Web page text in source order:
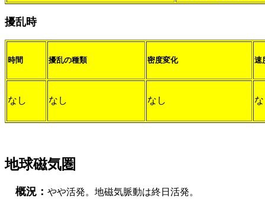
擾乱時
時間 擾乱の種類 密度変化 速
なし なし なし
地球磁気圏
概況： やや活発。地磁気脈動は終日活発。